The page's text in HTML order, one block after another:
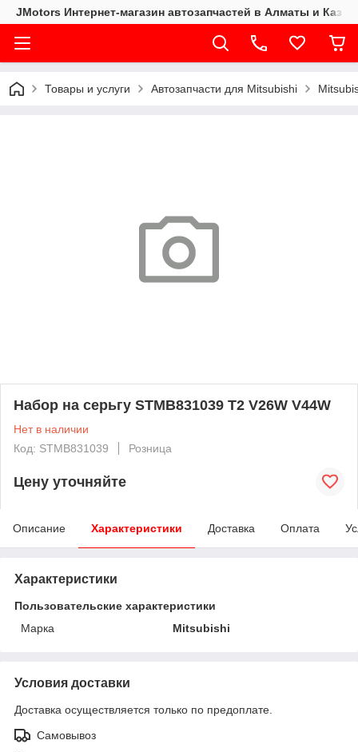
JMotors Интернет-магазин автозапчастей в Алматы и
Товары и услуги Автозапчасти для Mitsubishi
Набор на серьгу STMB831039 T2 V26W V44W
Нет в наличии
Код: STMB831039
Розница
Цену уточняйте
Описание Характеристики Доставка Оплата
Характеристики
Пользовательские характеристики
Марка
Mitsubishi
Условия доставки
Доставка осуществляется только по предоплате.
Самовывоз